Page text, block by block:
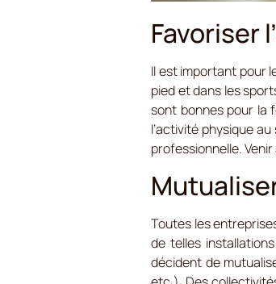
Favoriser
Il est important pour
pied et dans les
sont bonnes pour la
l’activité physique
professionnelle.
Toutes les
de telles
décident de